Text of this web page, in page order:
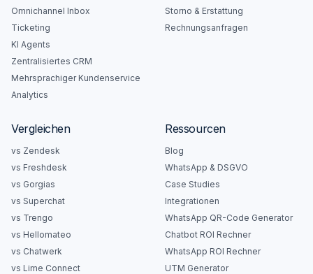
Omnichannel Inbox
Ticketing
KI Agents
Zentralisiertes CRM
Mehrsprachiger Kundenservice
Analytics
Storno & Erstattung
Rechnungsanfragen
Vergleichen
vs Zendesk
vs Freshdesk
vs Gorgias
vs Superchat
vs Trengo
vs Hellomateo
vs Chatwerk
vs Lime Connect
Ressourcen
Blog
WhatsApp & DSGVO
Case Studies
Integrationen
WhatsApp QR-Code Generator
Chatbot ROI Rechner
WhatsApp ROI Rechner
UTM Generator